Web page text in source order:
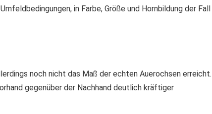
in Farbe, Größe und Hornbildung der Fall
noch nicht das Maß der echten Auerochsen erreicht.
gegenüber der Nachhand deutlich kräftiger